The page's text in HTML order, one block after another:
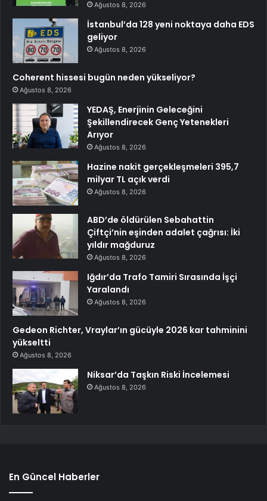
Ağustos 8, 2026
İstanbul’da 128 yeni noktaya daha EDS
geliyor
Ağustos 8, 2026
Coherent hissesi bugün neden yükseliyor?
Ağustos 8, 2026
YEDAŞ, Enerjinin Geleceğini
Şekillendirecek Genç Yetenekleri
Arıyor
Ağustos 8, 2026
Hazine nakit gerçekleşmeleri 395,7
milyar TL açık verdi
Ağustos 8, 2026
ABD’de öldürülen Sebahattin
Çiftçi’nin eşinden adalet çağrısı: İki
yıldır mağduruz
Ağustos 8, 2026
Iğdır’da Trafo Tamiri Sırasında İşçi
Yaralandı
Ağustos 8, 2026
Gedeon Richter, Vraylar’ın gücüyle 2026 kar tahminini
yükseltti
Ağustos 8, 2026
Niksar’da Taşkın Riski İncelemesi
Ağustos 8, 2026
En Güncel Haberler